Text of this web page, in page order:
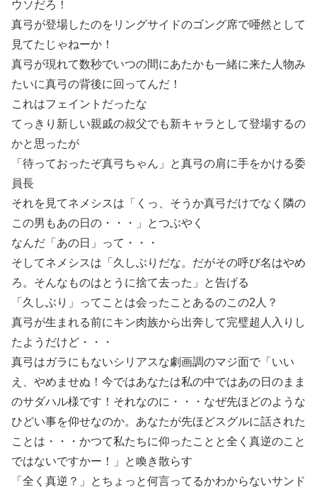
ウソだろ！
真弓が登場したのをリングサイドのゴング席で唖然として
見てたじゃねーか！
真弓が現れて数秒でいつの間にあたかも一緒に来た人物み
たいに真弓の背後に回ってんだ！
これはフェイントだったな
てっきり新しい親戚の叔父でも新キャラとして登場するの
かと思ったが
「待っておったぞ真弓ちゃん」と真弓の肩に手をかける委
員長
それを見てネメシスは「くっ、そうか真弓だけでなく隣の
この男もあの日の・・・」とつぶやく
なんだ「あの日」って・・・
そしてネメシスは「久しぶりだな。だがその呼び名はやめ
ろ。そんなものはとうに捨て去った」と告げる
「久しぶり」ってことは会ったことあるのこの2人？
真弓が生まれる前にキン肉族から出奔して完璧超人入りし
たようだけど・・・
真弓はガラにもないシリアスな劇画調のマジ面で「いい
え、やめませぬ！今ではあなたは私の中ではあの日のまま
のサダハル様です！それなのに・・・なぜ先ほどのような
ひどい事を仰せなのか。あなたが先ほどスグルに話された
ことは・・・かつて私たちに仰ったことと全く真逆のこと
ではないですかー！」と喚き散らす
「全く真逆？」とちょっと何言ってるかわからないサンド